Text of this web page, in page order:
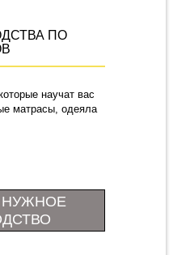
ПО
научат вас
матрасы, одеяла
НУЖНОЕ